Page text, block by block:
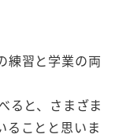
練習と学業の両
ると、さまざま
ることと思いま